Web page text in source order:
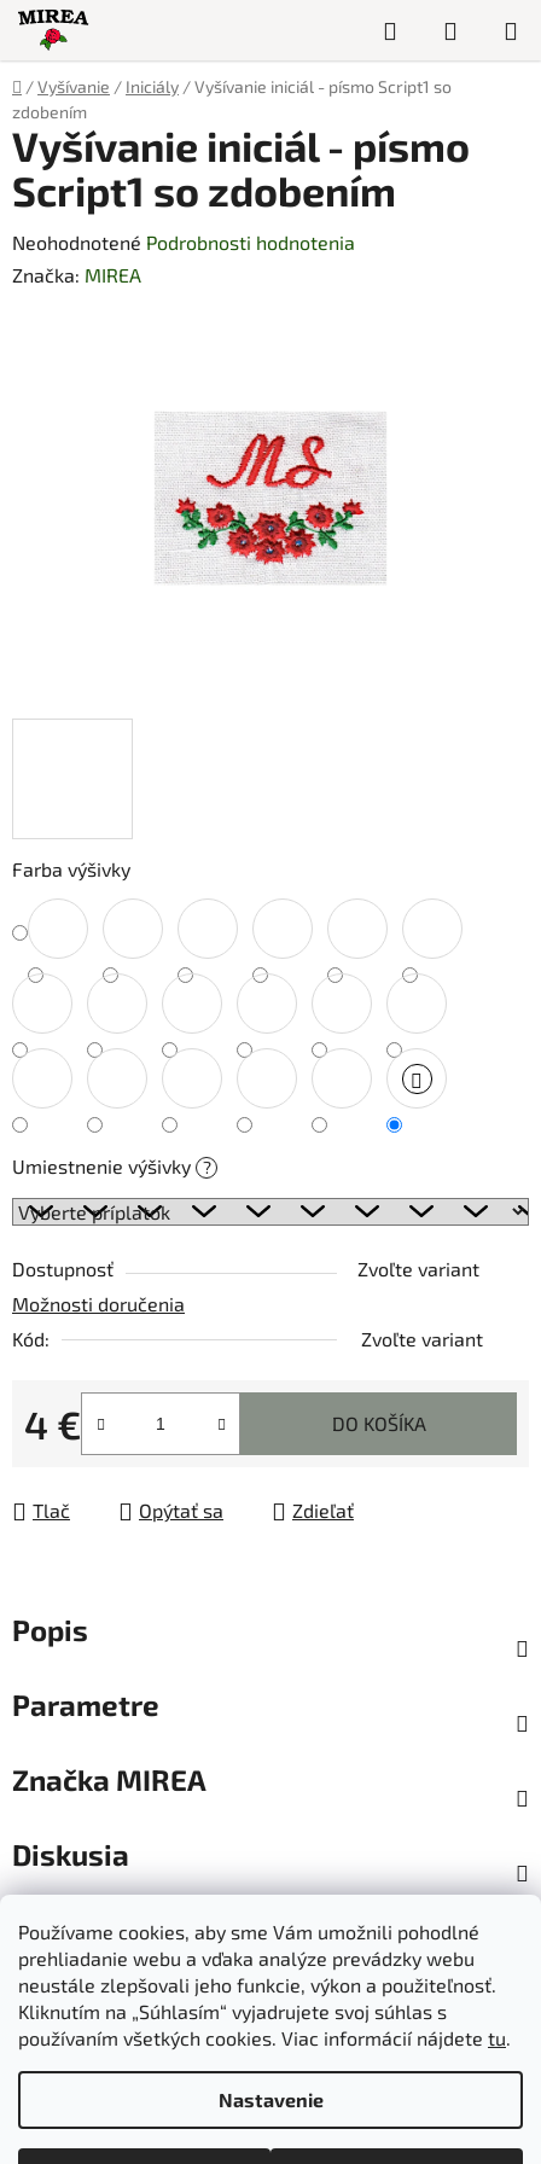
Používame cookies, aby sme Vám umožnili pohodlné
prehliadanie webu a vďaka analýze prevádzky webu
neustále zlepšovali jeho funkcie, výkon a použiteľnosť.
Kliknutím na „Súhlasím“ vyjadrujete svoj súhlas s
používaním všetkých cookies. Viac informácií nájdete tu.
Nastavenie
Prejsť
obsah
Hľadať
KOŠÍK
Domov
/Vyšívanie / Iniciály /Vyšívanie iniciál - písmo Script1 so
zdobením
Farba výšivky
Umiestnenie výšivky ?
Dostupnosť
Zvoľte variant
Možnosti doručenia
Kód:
Zvoľte variant
4 €
Jednotková cena:
DO KOŠÍKA
Tlač Opýtať sa Zdieľať
Vyšívanie iniciál - písmo
Script1 so zdobením
Priemerné
hodnotenie
Neohodnotené Podrobnosti hodnotenia
Značka: MIREA
Popis
Parametre
Značka MIREA
Diskusia
Dokumenty na stiahnutie Moja objednávka
Obchodné podmienky Ochrana osobných údajov
Kontakty Informácie o cookies
Ošetrovanie a údržba výrobkov Ako nakupovať
Vytvoril Shoptet